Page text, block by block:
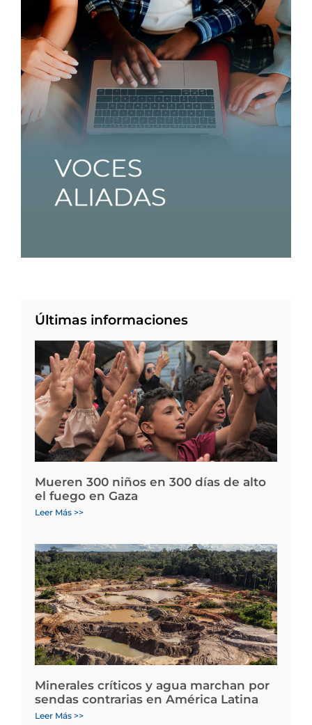
Últimas informaciones
Mueren 300 niños en 300 días de alto
el fuego en Gaza
Leer Más >>
Minerales críticos y agua marchan por
sendas contrarias en América Latina
Leer Más >>